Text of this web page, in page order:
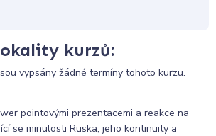
kurzů:
vypsány žádné termíny tohoto kurzu.
pointovými prezentacemi a reakce na
se minulosti Ruska, jeho kontinuity a